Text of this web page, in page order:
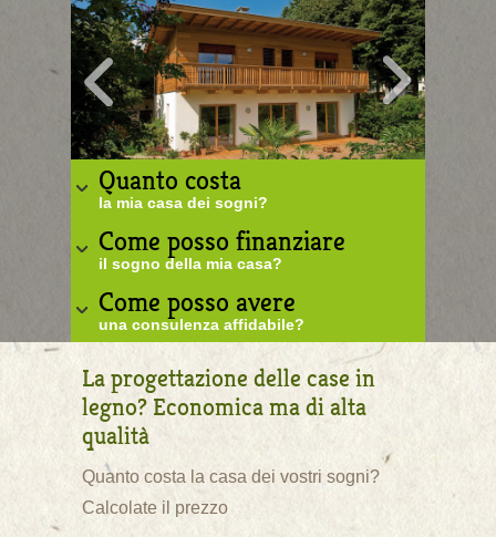
Quanto costa
la mia casa dei sogni?
Come posso finanziare
il sogno della mia casa?
Come posso avere
una consulenza affidabile?
La progettazione delle case in
legno? Economica ma di alta
qualità
Quanto costa la casa dei vostri sogni?
Calcolate il prezzo